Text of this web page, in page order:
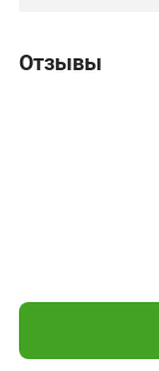
Отзывы